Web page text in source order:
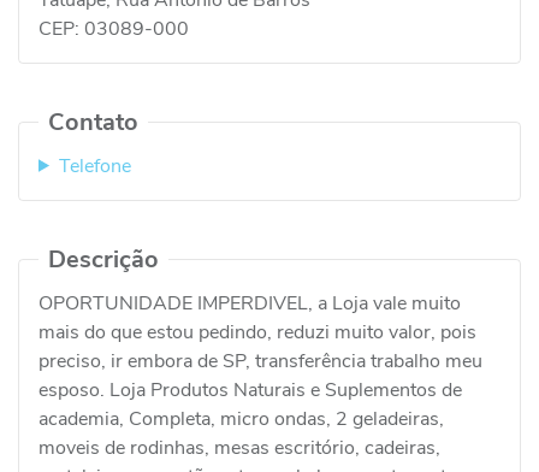
CEP: 03089-000
Contato
Telefone
Descrição
OPORTUNIDADE IMPERDIVEL, a Loja vale muito
mais do que estou pedindo, reduzi muito valor, pois
preciso, ir embora de SP, transferência trabalho meu
esposo. Loja Produtos Naturais e Suplementos de
academia, Completa, micro ondas, 2 geladeiras,
moveis de rodinhas, mesas escritório, cadeiras,